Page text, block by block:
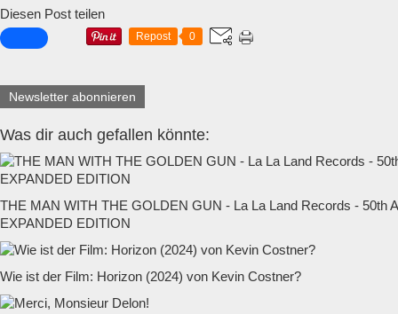
Diesen Post teilen
Repost 0
Newsletter abonnieren
Was dir auch gefallen könnte:
THE MAN WITH THE GOLDEN GUN - La La Land Records - 50th
EXPANDED EDITION
Wie ist der Film: Horizon (2024) von Kevin Costner?